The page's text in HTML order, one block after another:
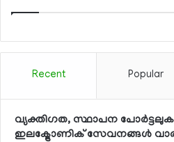
Recent Popular
വ്യക്തിഗത, സ്ഥാപന
ഇലക്ട്രോണിക് സേവനങ്ങള്‍